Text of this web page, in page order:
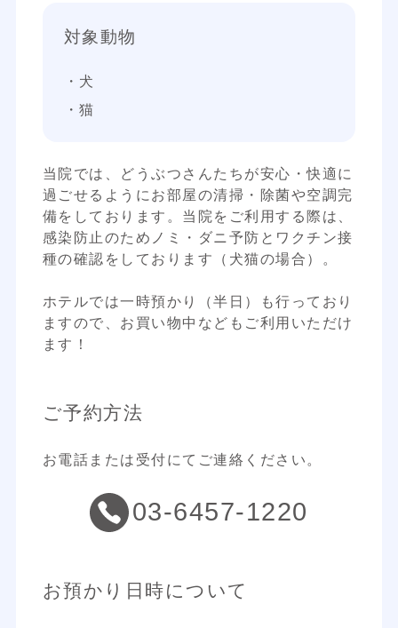
対象動物
・犬
・猫
当院では、どうぶつさんたちが安心・快適に
過ごせるようにお部屋の清掃・除菌や空調完
備をしております。当院をご利用する際は、
感染防止のためノミ・ダニ予防とワクチン接
種の確認をしております（犬猫の場合）。
ホテルでは一時預かり（半日）も行っており
ますので、お買い物中などもご利用いただけ
ます！
ご予約方法
お電話または受付にてご連絡ください。
03-6457-1220
お預かり日時について